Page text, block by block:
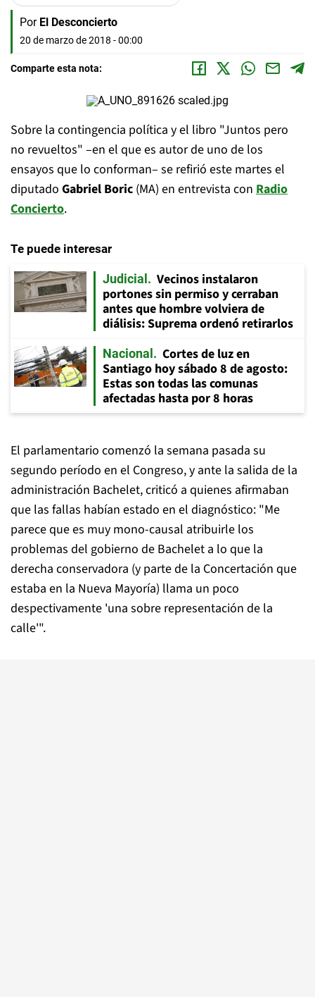
Por El Desconcierto
20 de marzo de 2018 - 00:00
Comparte esta nota:
Sobre la contingencia política y el libro "Juntos pero
no revueltos" –en el que es autor de uno de los
ensayos que lo conforman– se refirió este martes el
diputado Gabriel Boric (MA) en entrevista con Radio
Concierto.
Te puede interesar
Judicial
Vecinos instalaron
portones sin permiso y cerraban
antes que hombre volviera de
diálisis: Suprema ordenó retirarlos
Nacional
Cortes de luz en
Santiago hoy sábado 8 de agosto:
Estas son todas las comunas
afectadas hasta por 8 horas
El parlamentario comenzó la semana pasada su
segundo período en el Congreso, y ante la salida de la
administración Bachelet, criticó a quienes afirmaban
que las fallas habían estado en el diagnóstico: "Me
parece que es muy mono-causal atribuirle los
problemas del gobierno de Bachelet a lo que la
derecha conservadora (y parte de la Concertación que
estaba en la Nueva Mayoría) llama un poco
despectivamente 'una sobre representación de la
calle'".